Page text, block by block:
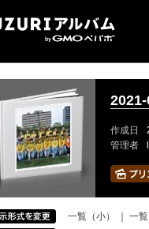
作成日
管理者
一覧（小） 一覧